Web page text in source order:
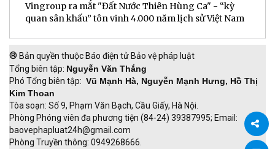
Vingroup ra mắt "Đất Nước Thiên Hùng Ca" - “kỳ
quan sân khấu” tôn vinh 4.000 năm lịch sử Việt Nam
® Bản quyền thuộc Báo điện tử Bảo vệ pháp luật
Tổng biên tập: Nguyễn Văn Thắng
Phó Tổng biên tập: Vũ Mạnh Hà, Nguyễn Mạnh Hưng, Hồ Thị
Kim Thoan
Tòa soạn: Số 9, Phạm Văn Bạch, Cầu Giấy, Hà Nội.
Phòng Phóng viên đa phương tiện (84-24) 39387995; Email:
baovephapluat24h@gmail.com
Phòng Truyền thông: 0949268666.